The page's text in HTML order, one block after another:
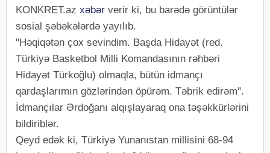
KONKRET.az xəbər verir ki, bu barədə görüntülər
sosial şəbəkələrdə yayılıb.
"Həqiqətən çox sevindim. Başda Hidayət (red.
Türkiyə Basketbol Milli Komandasının rəhbəri
Hidayət Türkoğlu) olmaqla, bütün idmançı
qardaşlarımın gözlərindən öpürəm. Təbrik edirəm".
İdmançılar Ərdoğanı alqışlayaraq ona təşəkkürlərini
bildiriblər.
Qeyd edək ki, Türkiyə Yunanıstan millisini 68-94